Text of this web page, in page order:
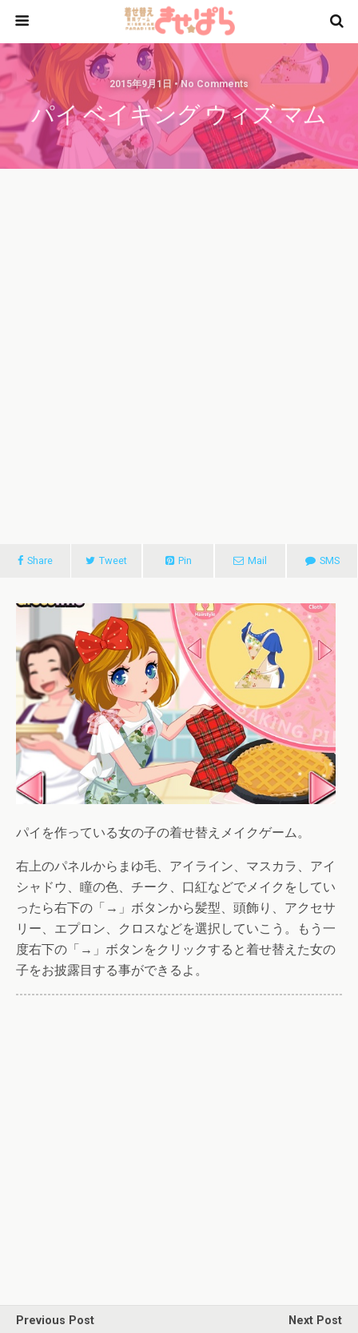
2015年9月1日 • No Comments
パイ ベイキング ウィズ マム
Share Tweet Pin Mail SMS
パイを作っている女の子の着せ替えメイクゲーム。
右上のパネルからまゆ毛、アイライン、マスカラ、アイ
シャドウ、瞳の色、チーク、口紅などでメイクをしてい
ったら右下の「→」ボタンから髪型、頭飾り、アクセサ
リー、エプロン、クロスなどを選択していこう。もう一
度右下の「→」ボタンをクリックすると着せ替えた女の
子をお披露目する事ができるよ。
Previous Post
Next Post